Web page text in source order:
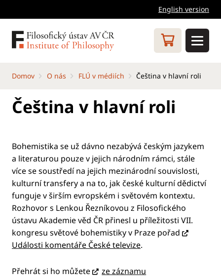
English version
Domov O nás FLÚ v médiích Čeština v hlavní roli
Čeština v hlavní roli
Bohemistika se už dávno nezabývá českým jazykem
a literaturou pouze v jejich národním rámci, stále
více se soustředí na jejich mezinárodní souvislosti,
kulturní transfery a na to, jak české kulturní dědictví
funguje v širším evropském i světovém kontextu.
Rozhovor s Lenkou Řezníkovou z Filosofického
ústavu Akademie věd ČR přinesl u příležitosti VII.
kongresu světové bohemistiky v Praze pořad
Události komentáře České televize.
Přehrát si ho můžete ze záznamu